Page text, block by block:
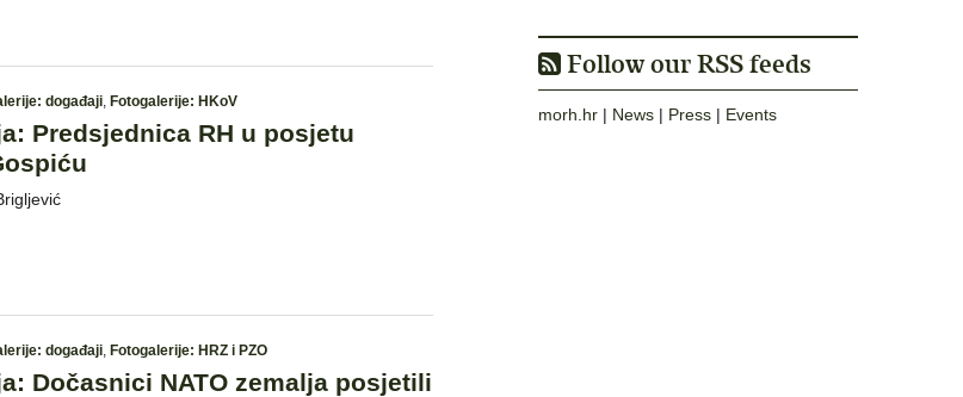
događaji, Fotogalerije: HKoV
Predsjednica RH u posjetu
događaji, Fotogalerije: HRZ i PZO
Dočasnici NATO zemalja posjetili
Follow our RSS feeds
morh.hr | News | Press | Events